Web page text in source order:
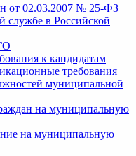
от 02.03.2007 № 25-ФЗ
в Российской
к кандидатам
требования
муниципальной
на муниципальную
на муниципальную